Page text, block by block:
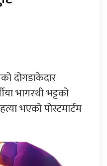
दोगडाकेदार
भागरथी भट्टको
भएको पोस्टमार्टम